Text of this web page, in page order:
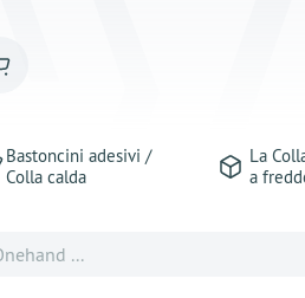
Bastoncini adesivi /
Colla calda
La
a
...